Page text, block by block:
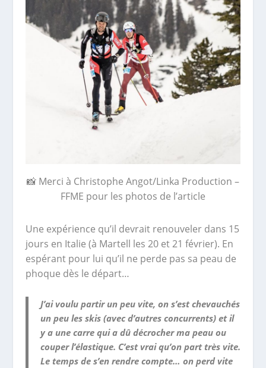
📸 Merci à Christophe Angot/Linka Production –
FFME pour les photos de l’article
Une expérience qu’il devrait renouveler dans 15
jours en Italie (à Martell les 20 et 21 février). En
espérant pour lui qu’il ne perde pas sa peau de
phoque dès le départ…
J’ai voulu partir un peu vite, on s’est chevauchés
un peu les skis (avec d’autres concurrents) et il
y a une carre qui a dû décrocher ma peau ou
couper l’élastique. C’est vrai qu’on part très vite.
Le temps de s’en rendre compte… on perd vite